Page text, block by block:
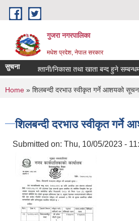
Skip to main content
गुजरा नगरपालिका
मधेश प्रदेश, नेपाल सरकार
सुचना
को भु्क्तानी/निकासा तथा खाता बन्द हुने सम्बन्धमा
You are here
Home » शिलबन्दी दरभाउ स्वीकृत गर्ने आशयको
शिलबन्दी दरभाउ स्वीकृत गर्ने
Submitted on: Thu, 10/05/2023 -